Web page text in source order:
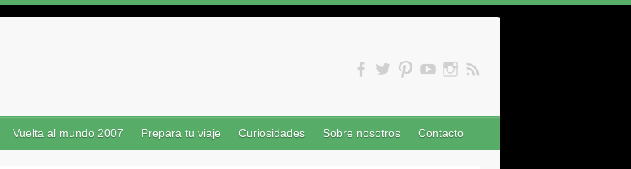
Vuelta al mundo 2007 Prepara tu viaje Curiosidades Sobre nosotros Contacto